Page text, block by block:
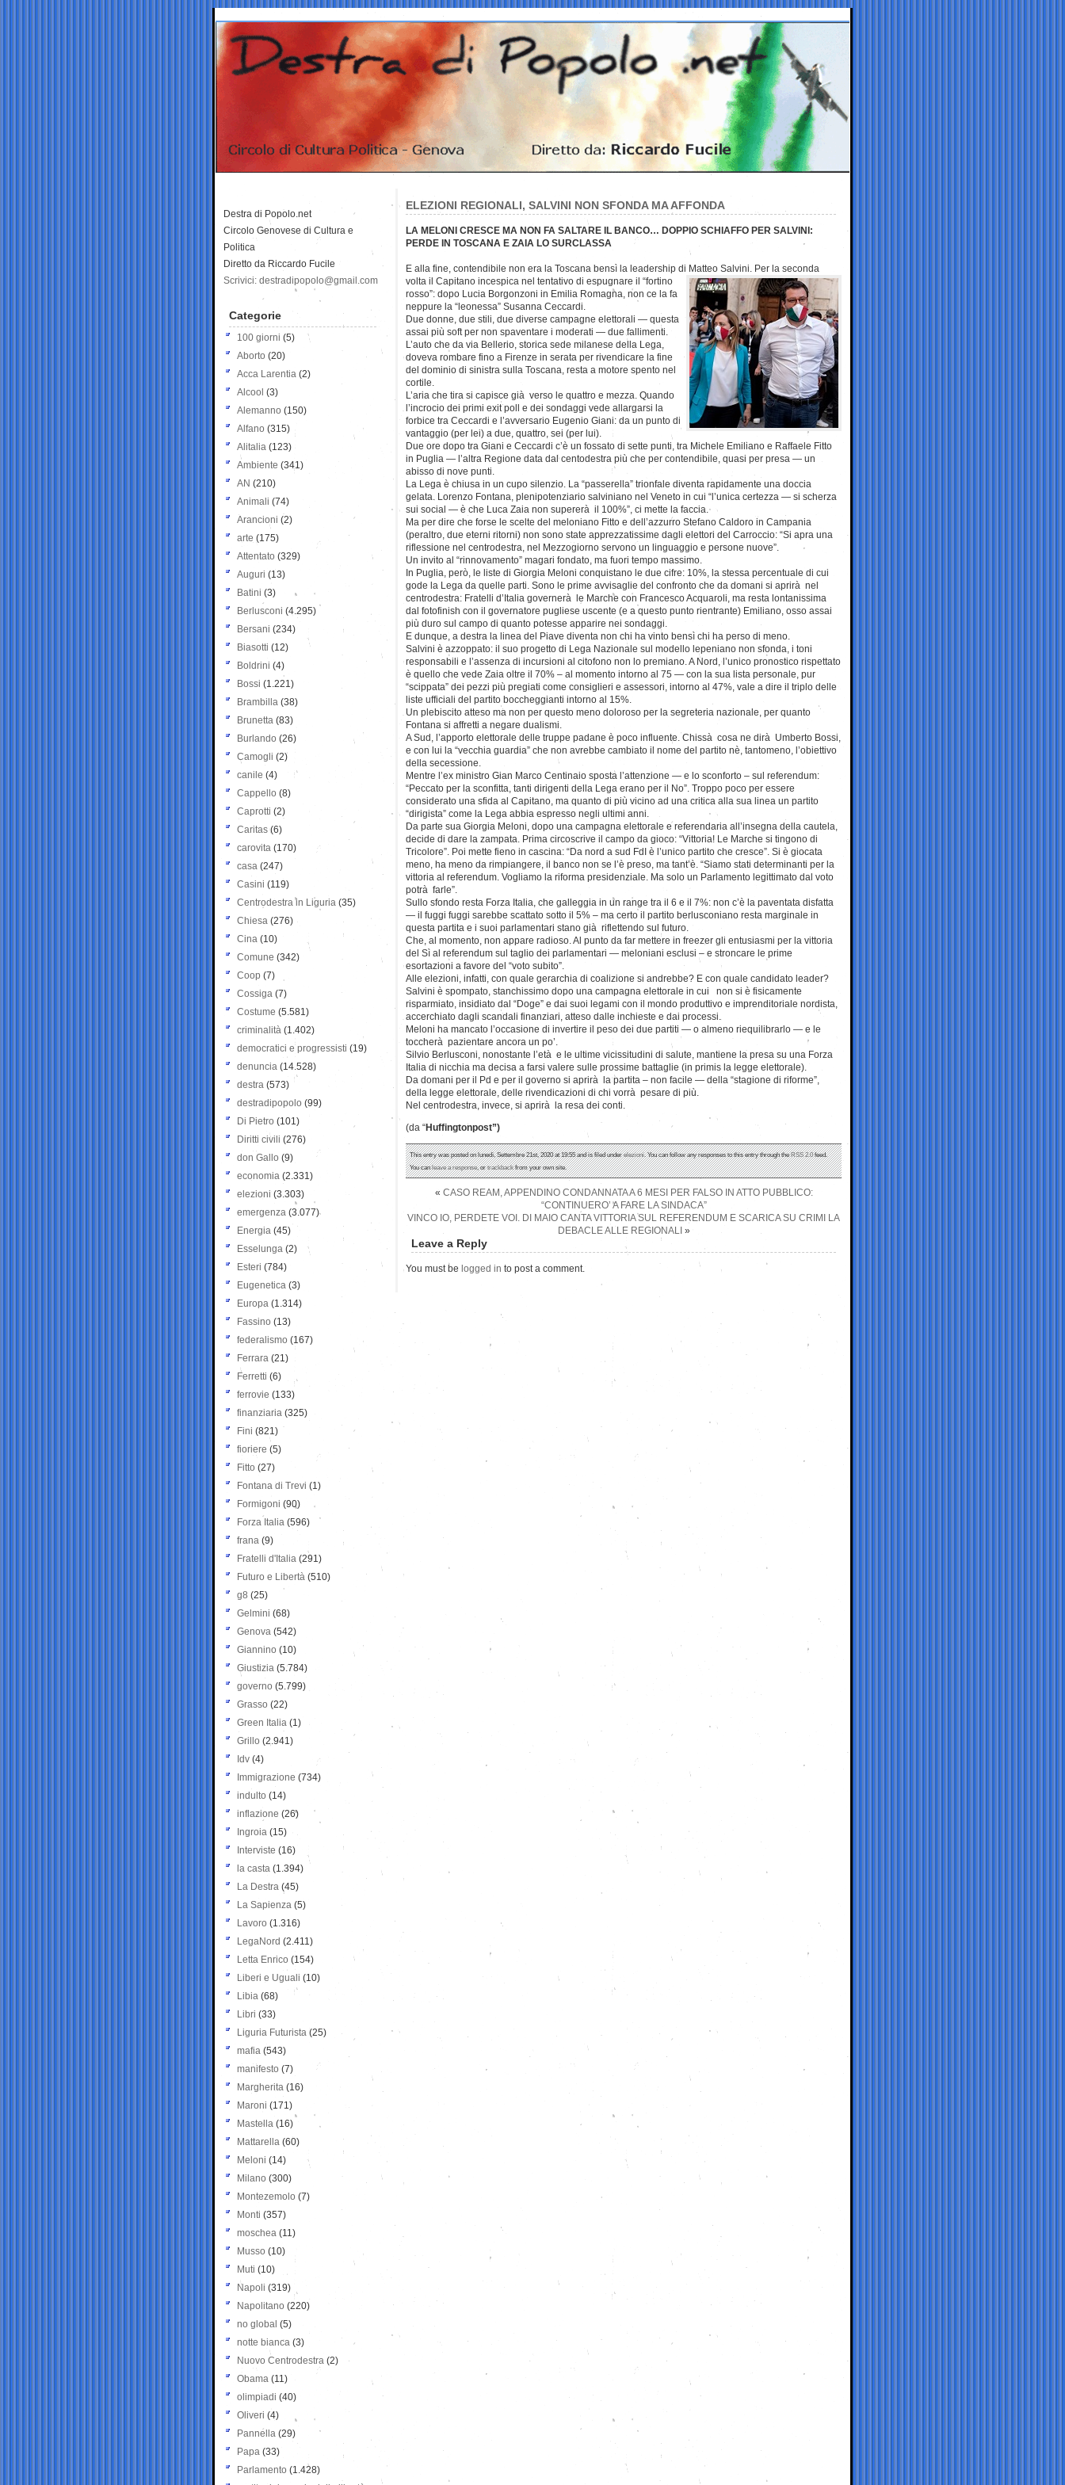
ELEZIONI REGIONALI, SALVINI NON SFONDA MA AFFONDA
LA MELONI CRESCE MA NON FA SALTARE IL BANCO… DOPPIO SCHIAFFO PER SALVINI:
PERDE IN TOSCANA E ZAIA LO SURCLASSA
E alla fine, contendibile non era la Toscana bensì la leadership di Matteo Salvini. Per la seconda
volta il Capitano incespica nel tentativo di espugnare il “fortino
rosso”: dopo Lucia Borgonzoni in Emilia Romagna, non ce la fa
neppure la “leonessa” Susanna Ceccardi.
Due donne, due stili, due diverse campagne elettorali — questa
assai più soft per non spaventare i moderati — due fallimenti.
L’auto che da via Bellerio, storica sede milanese della Lega,
doveva rombare fino a Firenze in serata per rivendicare la fine
del dominio di sinistra sulla Toscana, resta a motore spento nel
cortile.
L’aria che tira si capisce già verso le quattro e mezza. Quando
l’incrocio dei primi exit poll e dei sondaggi vede allargarsi la
forbice tra Ceccardi e l’avversario Eugenio Giani: da un punto di
vantaggio (per lei) a due, quattro, sei (per lui).
Due ore dopo tra Giani e Ceccardi c’è un fossato di sette punti, tra Michele Emiliano e Raffaele Fitto
in Puglia — l’altra Regione data dal centodestra più che per contendibile, quasi per presa — un
abisso di nove punti.
La Lega è chiusa in un cupo silenzio. La “passerella” trionfale diventa rapidamente una doccia
gelata. Lorenzo Fontana, plenipotenziario salviniano nel Veneto in cui “l’unica certezza — si scherza
sui social — è che Luca Zaia non supererà il 100%”, ci mette la faccia.
Ma per dire che forse le scelte del meloniano Fitto e dell’azzurro Stefano Caldoro in Campania
(peraltro, due eterni ritorni) non sono state apprezzatissime dagli elettori del Carroccio: “Si apra una
riflessione nel centrodestra, nel Mezzogiorno servono un linguaggio e persone nuove”.
Un invito al “rinnovamento” magari fondato, ma fuori tempo massimo.
In Puglia, però, le liste di Giorgia Meloni conquistano le due cifre: 10%, la stessa percentuale di cui
gode la Lega da quelle parti. Sono le prime avvisaglie del confronto che da domani si aprirà nel
centrodestra: Fratelli d’Italia governerà le Marche con Francesco Acquaroli, ma resta lontanissima
dal fotofinish con il governatore pugliese uscente (e a questo punto rientrante) Emiliano, osso assai
più duro sul campo di quanto potesse apparire nei sondaggi.
E dunque, a destra la linea del Piave diventa non chi ha vinto bensì chi ha perso di meno.
Salvini è azzoppato: il suo progetto di Lega Nazionale sul modello lepeniano non sfonda, i toni
responsabili e l’assenza di incursioni al citofono non lo premiano. A Nord, l’unico pronostico rispettato
è quello che vede Zaia oltre il 70% – al momento intorno al 75 — con la sua lista personale, pur
“scippata” dei pezzi più pregiati come consiglieri e assessori, intorno al 47%, vale a dire il triplo delle
liste ufficiali del partito boccheggianti intorno al 15%.
Un plebiscito atteso ma non per questo meno doloroso per la segreteria nazionale, per quanto
Fontana si affretti a negare dualismi.
A Sud, l’apporto elettorale delle truppe padane è poco influente. Chissà cosa ne dirà Umberto Bossi,
e con lui la “vecchia guardia” che non avrebbe cambiato il nome del partito nè, tantomeno, l’obiettivo
della secessione.
Mentre l’ex ministro Gian Marco Centinaio sposta l’attenzione — e lo sconforto – sul referendum:
“Peccato per la sconfitta, tanti dirigenti della Lega erano per il No”. Troppo poco per essere
considerato una sfida al Capitano, ma quanto di più vicino ad una critica alla sua linea un partito
“dirigista” come la Lega abbia espresso negli ultimi anni.
Da parte sua Giorgia Meloni, dopo una campagna elettorale e referendaria all’insegna della cautela,
decide di dare la zampata. Prima circoscrive il campo da gioco: “Vittoria! Le Marche si tingono di
Tricolore”. Poi mette fieno in cascina: “Da nord a sud FdI è l’unico partito che cresce”. Si è giocata
meno, ha meno da rimpiangere, il banco non se l’è preso, ma tant’è. “Siamo stati determinanti per la
vittoria al referendum. Vogliamo la riforma presidenziale. Ma solo un Parlamento legittimato dal voto
potrà farle”.
Sullo sfondo resta Forza Italia, che galleggia in un range tra il 6 e il 7%: non c’è la paventata disfatta
— il fuggi fuggi sarebbe scattato sotto il 5% – ma certo il partito berlusconiano resta marginale in
questa partita e i suoi parlamentari stano già riflettendo sul futuro.
Che, al momento, non appare radioso. Al punto da far mettere in freezer gli entusiasmi per la vittoria
del Sì al referendum sul taglio dei parlamentari — meloniani esclusi – e stroncare le prime
esortazioni a favore del “voto subito”.
Alle elezioni, infatti, con quale gerarchia di coalizione si andrebbe? E con quale candidato leader?
Salvini è spompato, stanchissimo dopo una campagna elettorale in cui non si è fisicamente
risparmiato, insidiato dal “Doge” e dai suoi legami con il mondo produttivo e imprenditoriale nordista,
accerchiato dagli scandali finanziari, atteso dalle inchieste e dai processi.
Meloni ha mancato l’occasione di invertire il peso dei due partiti — o almeno riequilibrarlo — e le
toccherà pazientare ancora un po’.
Silvio Berlusconi, nonostante l’età e le ultime vicissitudini di salute, mantiene la presa su una Forza
Italia di nicchia ma decisa a farsi valere sulle prossime battaglie (in primis la legge elettorale).
Da domani per il Pd e per il governo si aprirà la partita – non facile — della “stagione di riforme”,
della legge elettorale, delle rivendicazioni di chi vorrà pesare di più.
Nel centrodestra, invece, si aprirà la resa dei conti.
(da “Huffingtonpost”)
This entry was posted on lunedì, Settembre 21st, 2020 at 19:55 and is filed underelezioni. You can follow any responses to this entry through theRSS 2.0feed.
You canleave a response, ortrackbackfrom your own site.
« CASO REAM, APPENDINO CONDANNATA A 6 MESI PER FALSO IN ATTO PUBBLICO:
“CONTINUERO’ A FARE LA SINDACA”
VINCO IO, PERDETE VOI. DI MAIO CANTA VITTORIA SUL REFERENDUM E SCARICA SU CRIMI LA
DEBACLE ALLE REGIONALI »
Leave a Reply
You must be logged in to post a comment.
Destra di Popolo.net
Circolo Genovese di Cultura e
Politica
Diretto da Riccardo Fucile
Scrivici: destradipopolo@gmail.com
Categorie
100 giorni (5)
Aborto (20)
Acca Larentia (2)
Alcool (3)
Alemanno (150)
Alfano (315)
Alitalia (123)
Ambiente (341)
AN (210)
Animali (74)
Arancioni (2)
arte (175)
Attentato (329)
Auguri (13)
Batini (3)
Berlusconi (4.295)
Bersani (234)
Biasotti (12)
Boldrini (4)
Bossi (1.221)
Brambilla (38)
Brunetta (83)
Burlando (26)
Camogli (2)
canile (4)
Cappello (8)
Caprotti (2)
Caritas (6)
carovita (170)
casa (247)
Casini (119)
Centrodestra in Liguria (35)
Chiesa (276)
Cina (10)
Comune (342)
Coop (7)
Cossiga (7)
Costume (5.581)
criminalità (1.402)
democratici e progressisti (19)
denuncia (14.528)
destra (573)
destradipopolo (99)
Di Pietro (101)
Diritti civili (276)
don Gallo (9)
economia (2.331)
elezioni (3.303)
emergenza (3.077)
Energia (45)
Esselunga (2)
Esteri (784)
Eugenetica (3)
Europa (1.314)
Fassino (13)
federalismo (167)
Ferrara (21)
Ferretti (6)
ferrovie (133)
finanziaria (325)
Fini (821)
fioriere (5)
Fitto (27)
Fontana di Trevi (1)
Formigoni (90)
Forza Italia (596)
frana (9)
Fratelli d'Italia (291)
Futuro e Libertà (510)
g8 (25)
Gelmini (68)
Genova (542)
Giannino (10)
Giustizia (5.784)
governo (5.799)
Grasso (22)
Green Italia (1)
Grillo (2.941)
Idv (4)
Immigrazione (734)
indulto (14)
inflazione (26)
Ingroia (15)
Interviste (16)
la casta (1.394)
La Destra (45)
La Sapienza (5)
Lavoro (1.316)
LegaNord (2.411)
Letta Enrico (154)
Liberi e Uguali (10)
Libia (68)
Libri (33)
Liguria Futurista (25)
mafia (543)
manifesto (7)
Margherita (16)
Maroni (171)
Mastella (16)
Mattarella (60)
Meloni (14)
Milano (300)
Montezemolo (7)
Monti (357)
moschea (11)
Musso (10)
Muti (10)
Napoli (319)
Napolitano (220)
no global (5)
notte bianca (3)
Nuovo Centrodestra (2)
Obama (11)
olimpiadi (40)
Oliveri (4)
Pannella (29)
Papa (33)
Parlamento (1.428)